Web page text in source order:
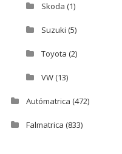
Skoda (1)
Suzuki (5)
Toyota (2)
VW(13)
Autómatrica (472)
Falmatrica (833)